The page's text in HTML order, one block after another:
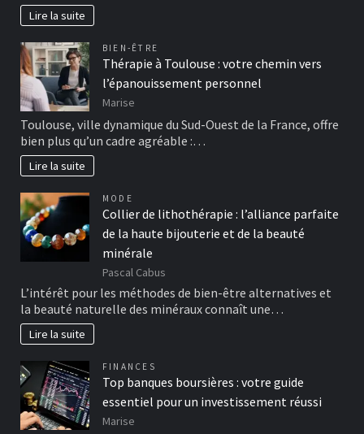
Lire la suite
BIEN-ÊTRE
Thérapie à Toulouse : votre chemin vers
l’épanouissement personnel
Marise
Toulouse, ville dynamique du Sud-Ouest de la France, offre
bien plus qu’un cadre agréable :…
Lire la suite
MODE
Collier de lithothérapie : l’alliance parfaite
de la haute bijouterie et de la beauté
minérale
Pascal Cabus
L’intérêt pour les méthodes de bien-être alternatives et
la beauté naturelle des minéraux connaît une…
Lire la suite
FINANCES
Top banques boursières : votre guide
essentiel pour un investissement réussi
Marise